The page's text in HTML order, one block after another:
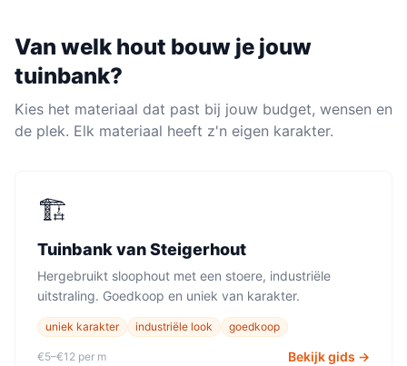
Van welk hout bouw je jouw
tuinbank?
Kies het materiaal dat past bij jouw budget, wensen en
de plek. Elk materiaal heeft z'n eigen karakter.
🏗️
TuinbankvanSteigerhout
Hergebruikt sloophout met een stoere, industriële
uitstraling. Goedkoop en uniek van karakter.
uniek karakter industriële look goedkoop
€5–€12 per m Bekijk gids →